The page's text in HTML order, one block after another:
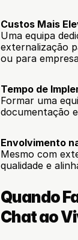
Custos Mais
Uma equipa
externalização
ou para
Tempo de
Formar uma
documentação
Envolvimento
Mesmo com
qualidade e
Quando
Chat ao